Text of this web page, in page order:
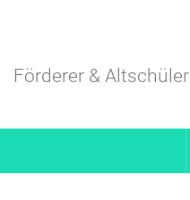
Förderer & Altschüler